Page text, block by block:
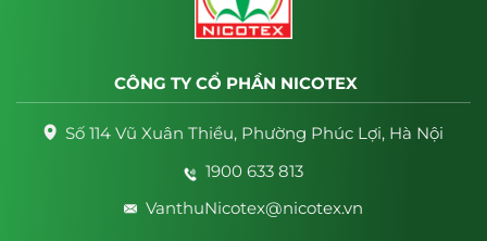
CÔNG TY CỔ PHẦN NICOTEX
Số 114 Vũ Xuân Thiều, Phường Phúc Lợi, Hà Nội
1900 633 813
VanthuNicotex@nicotex.vn